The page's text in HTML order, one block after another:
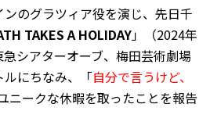
のグラツィア役を演じ、先日千
TAKES A HOLIDAY」（2024年
シアターオーブ、梅田芸術劇場
にちなみ、「自分で言うけど、
ニークな休暇を取ったことを報告